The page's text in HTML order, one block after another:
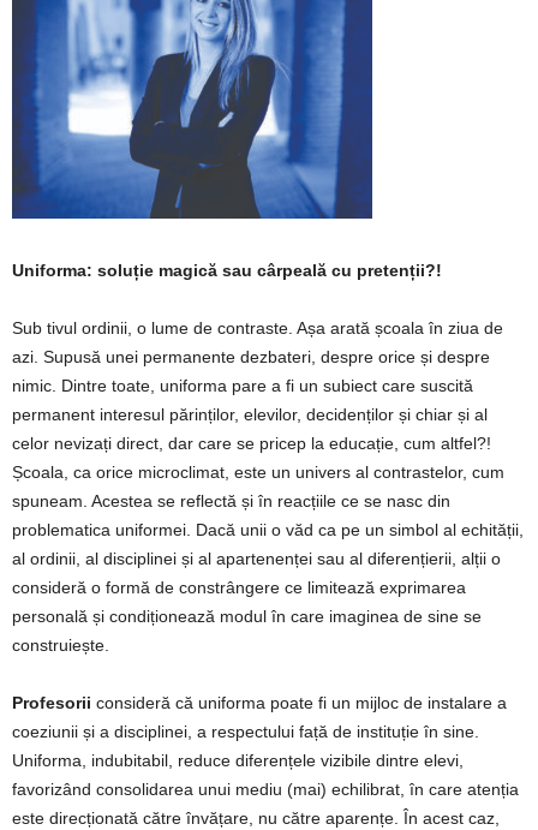
Uniforma: soluție magică sau cârpeală cu pretenții?!
Sub tivul ordinii, o lume de contraste. Așa arată școala în ziua de
azi. Supusă unei permanente dezbateri, despre orice și despre
nimic. Dintre toate, uniforma pare a fi un subiect care suscită
permanent interesul părinților, elevilor, decidenților și chiar și al
celor nevizați direct, dar care se pricep la educație, cum altfel?!
Școala, ca orice microclimat, este un univers al contrastelor, cum
spuneam. Acestea se reflectă și în reacțiile ce se nasc din
problematica uniformei. Dacă unii o văd ca pe un simbol al echității,
al ordinii, al disciplinei și al apartenenței sau al diferențierii, alții o
consideră o formă de constrângere ce limitează exprimarea
personală și condiționează modul în care imaginea de sine se
construiește.
Profesorii consideră că uniforma poate fi un mijloc de instalare a
coeziunii și a disciplinei, a respectului față de instituție în sine.
Uniforma, indubitabil, reduce diferențele vizibile dintre elevi,
favorizând consolidarea unui mediu (mai) echilibrat, în care atenția
este direcționată către învățare, nu către aparențe. În acest caz,